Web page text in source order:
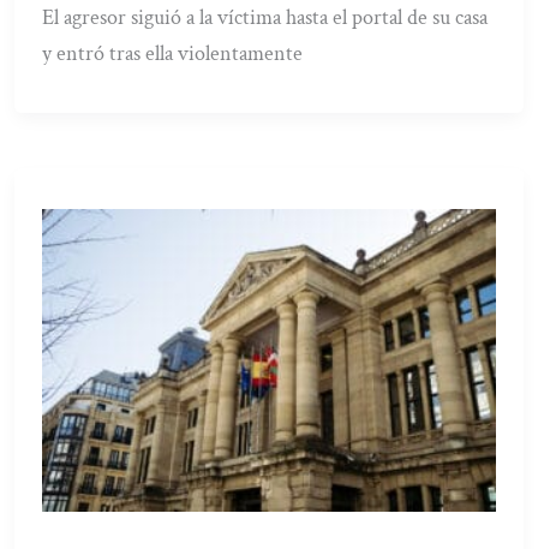
El agresor siguió a la víctima hasta el portal de su casa
y entró tras ella violentamente